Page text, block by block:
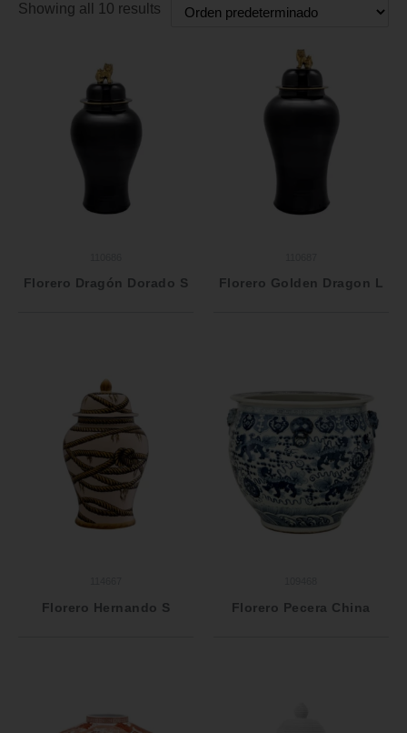
Showing all 10 results
Florero Dragón Dorado S Florero Golden Dragon L
Florero Hernando S Florero Pecera China